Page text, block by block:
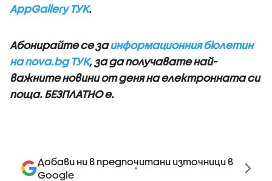
AppGallery ТУК.
Абонирайте се заинформационния бюлетин
на nova.bg ТУК, за да получавате най-
важните новини от деня на електронната си
поща. БЕЗПЛАТНО е.
Добави ни в предпочитани източници в
Google